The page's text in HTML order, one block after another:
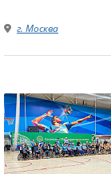
г. Москва